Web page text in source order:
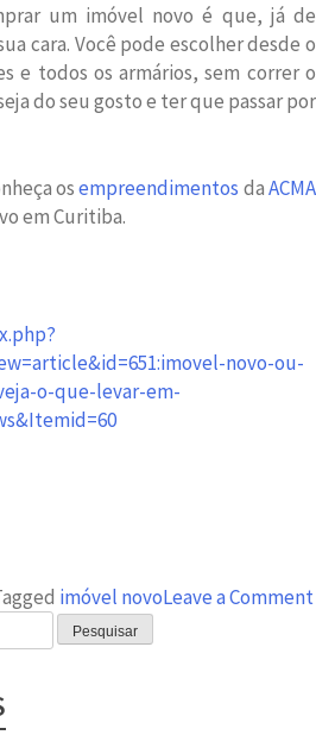
um imóvel novo é que, já de
cara. Você pode escolher desde o
e todos os armários, sem correr o
do seu gosto e ter que passar por
osempreendimentos daACMA
em Curitiba.
novo-ou-
o-que-levar-em-
imóvel novoLeave a Comment